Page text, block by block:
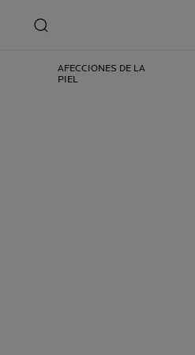
AFECCIONES DE LA
PIEL